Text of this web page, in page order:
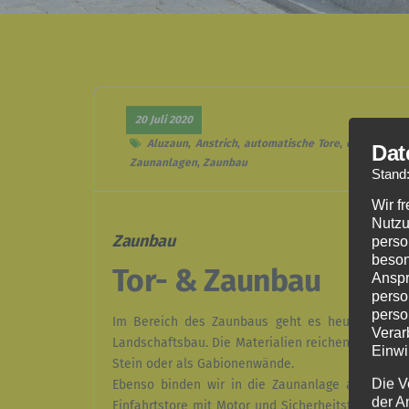
20 Juli 2020
Aluzaun, Anstrich, automatische Tore, elektrische
Zaunanlagen, Zaunbau
Zaunbau
Tor- & Zaunbau
Im Bereich des Zaunbaus geht es heutzutage
Landschaftsbau. Die Materialien reichen vom
Stein oder als Gabionenwände.
Ebenso binden wir in die Zaunanlage auch
Einfahrtstore mit Motor und Sicherheitstechnik.
Wir
Die
der